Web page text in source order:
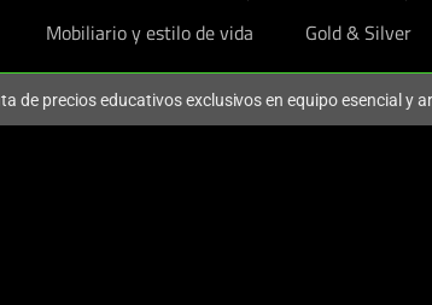
Mobiliario y estilo de vida Gold & Silver
de precios educativos exclusivos en equipo esencial y